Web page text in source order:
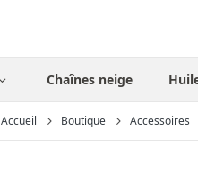
Chaînes neige
Accueil Boutique Accessoires